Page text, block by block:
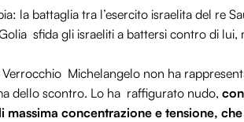
la battaglia tra l’esercito israelita del re
sfida gli israeliti a battersi contro di lui,
Michelangelo non ha
dello scontro. Lo ha raffigurato nudo,
massima concentrazione e tensione,